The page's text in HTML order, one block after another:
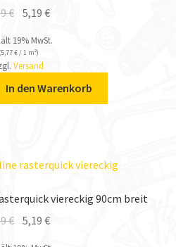
€ 5,19€
19% MwSt.
(5,77€/ 1 m²)
Versand
In den Warenkorb
viereckig 90cm breit
€ 5,19€